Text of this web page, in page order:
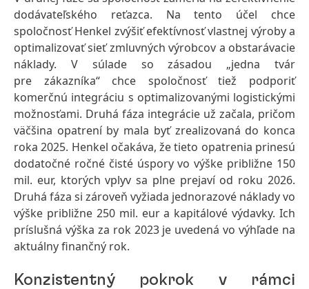
dodávateľského reťazca. Na tento účel chce
spoločnosť Henkel zvýšiť efektívnosť vlastnej výroby a
optimalizovať sieť zmluvných výrobcov a obstarávacie
náklady. V súlade so zásadou „jedna tvár
pre zákazníka“ chce spoločnosť tiež podporiť
komerčnú integráciu s optimalizovanými logistickými
možnosťami. Druhá fáza integrácie už začala, pričom
väčšina opatrení by mala byť zrealizovaná do konca
roka 2025. Henkel očakáva, že tieto opatrenia prinesú
dodatočné ročné čisté úspory vo výške približne 150
mil. eur, ktorých vplyv sa plne prejaví od roku 2026.
Druhá fáza si zároveň vyžiada jednorazové náklady vo
výške približne 250 mil. eur a kapitálové výdavky. Ich
príslušná výška za rok 2023 je uvedená vo výhľade na
aktuálny finančný rok.
Konzistentný pokrok v rámci